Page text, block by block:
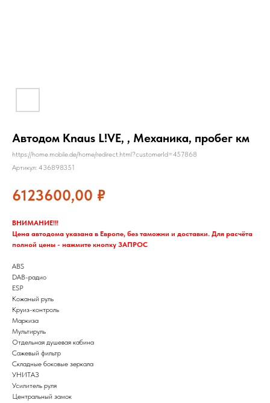
Автодом Knaus L!VE, , Механика, пробег км
https://home.mobile.de/home/redirect.html?customerId=457868
Артикул: 436898351
6123600,00 ₽
ВНИМАНИЕ!!!
Цена автодома указана в Европе, без таможни и доставки. Для расчёта
полной цены - нажмите кнопку ЗАПРОС
ABS
DAB-радио
ESP
Кожаный руль
Круиз-контроль
Маркиза
Мультируль
Отдельная душевая кабина
Сажевый фильтр
Складные боковые зеркала
УНИТАЗ
Усилитель руля
Центральный замок